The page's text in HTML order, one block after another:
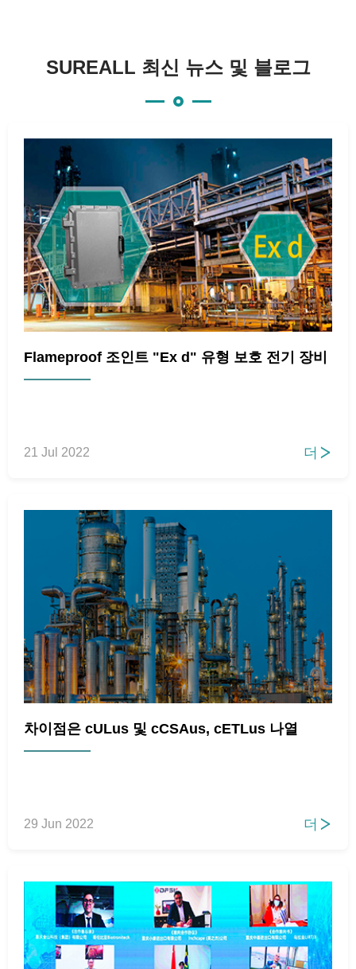
SUREALL 최신 뉴스 및 블로그
Flameproof 조인트 "Ex d" 유형 보호 전기 장비
21 Jul 2022 더 
차이점은 cULus 및 cCSAus, cETLus 나열
29 Jun 2022 더 